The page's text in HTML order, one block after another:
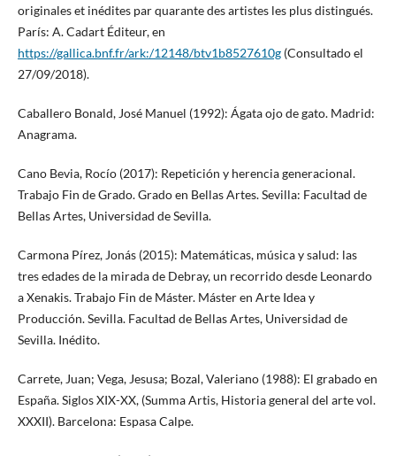
originales et inédites par quarante des artistes les plus distingués.
París: A. Cadart Éditeur, en
https://gallica.bnf.fr/ark:/12148/btv1b8527610g(Consultado el
27/09/2018).
Caballero Bonald, José Manuel (1992): Ágata ojo de gato. Madrid:
Anagrama.
Cano Bevia, Rocío (2017): Repetición y herencia generacional.
Trabajo Fin de Grado. Grado en Bellas Artes. Sevilla: Facultad de
Bellas Artes, Universidad de Sevilla.
Carmona Pírez, Jonás (2015): Matemáticas, música y salud: las
tres edades de la mirada de Debray, un recorrido desde Leonardo
a Xenakis. Trabajo Fin de Máster. Máster en Arte Idea y
Producción. Sevilla. Facultad de Bellas Artes, Universidad de
Sevilla. Inédito.
Carrete, Juan; Vega, Jesusa; Bozal, Valeriano (1988): El grabado en
España. Siglos XIX-XX, (Summa Artis, Historia general del arte vol.
XXXII). Barcelona: Espasa Calpe.